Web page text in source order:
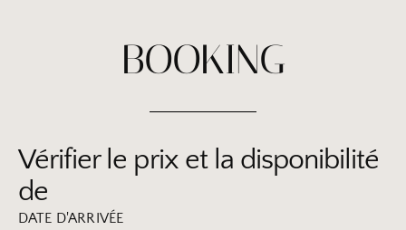
BOOKING
Vérifier le prix et la disponibilité
de
DATE D'ARRIVÉE